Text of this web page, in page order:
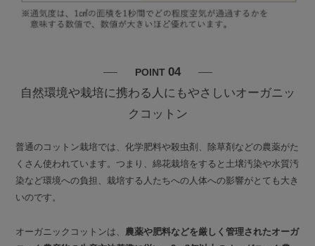
POINT 04
自然環境や栽培に携わる人にもやさしいオーガニッ
クコットン
普通のコットン栽培では、化学肥料や殺虫剤、除草剤などの農薬がた
くさん使われています。つまり、綿花栽培をすると土壌汚染や水質汚
染など環境への負担、栽培する人たちへの人体への影響がとても大き
いのです。
オーガニックコットンは、 農薬や肥料などを厳しく管理されたオーガ